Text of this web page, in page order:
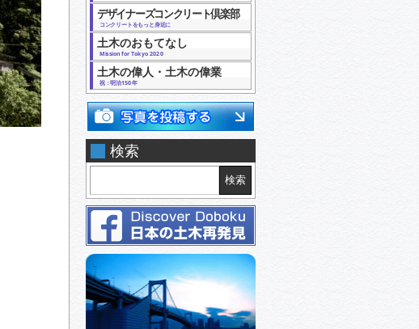
デザイナーズコンクリート倶楽部
コンクリートをもっと身近に
土木のおもてなし
Mission for Tokyo 2020
土木の偉人・土木の偉業
祝：明治150年
検索
検索